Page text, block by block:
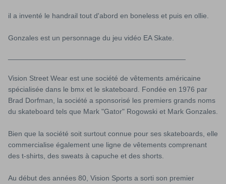
il a inventé le handrail tout d'abord en boneless et puis en ollie.
Gonzales est un personnage du jeu vidéo EA Skate.
Vision Street Wear est une société de vêtements américaine
spécialisée dans le bmx et le skateboard. Fondée en 1976 par
Brad Dorfman, la société a sponsorisé les premiers grands noms
du skateboard tels que Mark "Gator" Rogowski et Mark Gonzales.
Bien que la société soit surtout connue pour ses skateboards, elle
commercialise également une ligne de vêtements comprenant
des t-shirts, des sweats à capuche et des shorts.
Au début des années 80, Vision Sports a sorti son premier